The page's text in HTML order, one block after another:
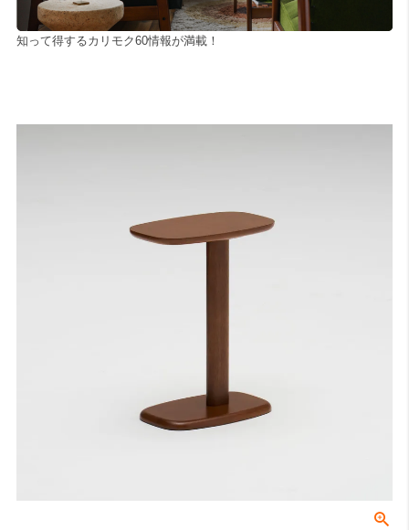
知って得するカリモク60情報が満載！